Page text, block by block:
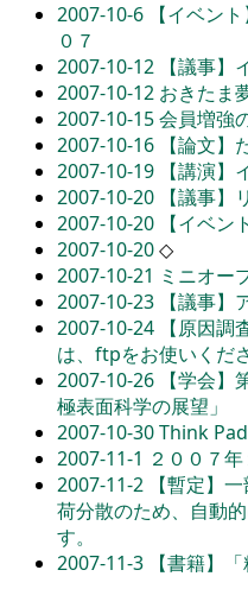
2007-10-6
【イベン
０７
2007-10-12
【議事】
2007-10-12 おきたま
2007-10-15会員増強
2007-10-16
【論文
2007-10-19
【講演
2007-10-20
【議事
2007-10-20
【イベ
2007-10-20◇
2007-10-21 ミニオー
2007-10-23
【議事】
2007-10-24
【原因
は、ftpをお使いくださ
2007-10-26
【学会
極表面科学の展望」
2007-10-30Think
2007-11-1 ２００７
2007-11-2
【暫定】
荷分散のため、自動
す。
2007-11-3
【書籍】